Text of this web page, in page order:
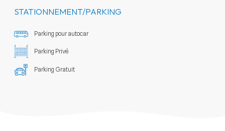
STATIONNEMENT/PARKING
Parking pour autocar
Parking Privé
Parking Gratuit